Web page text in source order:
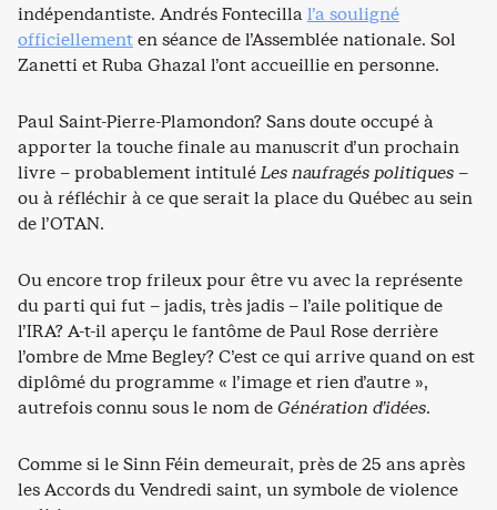
indépendantiste. Andrés Fontecillal’a souligné
officiellementen séance de l’Assemblée nationale. Sol
Zanetti et Ruba Ghazal l’ont accueillie en personne.
Paul Saint-Pierre-Plamondon? Sans doute occupé à
apporter la touche finale au manuscrit d’un prochain
livre – probablement intituléLes naufragés politiques –
ou à réfléchir à ce que serait la place du Québec au sein
de l’OTAN.
Ou encore trop frileux pour être vu avec la représente
du parti qui fut – jadis, très jadis – l’aile politique de
l’IRA? A-t-il aperçu le fantôme de Paul Rose derrière
l’ombre de Mme Begley? C’est ce qui arrive quand on est
diplômé du programme « l’image et rien d’autre »,
autrefois connu sous le nom deGénération d’idées.
Comme si le Sinn Féin demeurait, près de 25 ans après
les Accords du Vendredi saint, un symbole de violence